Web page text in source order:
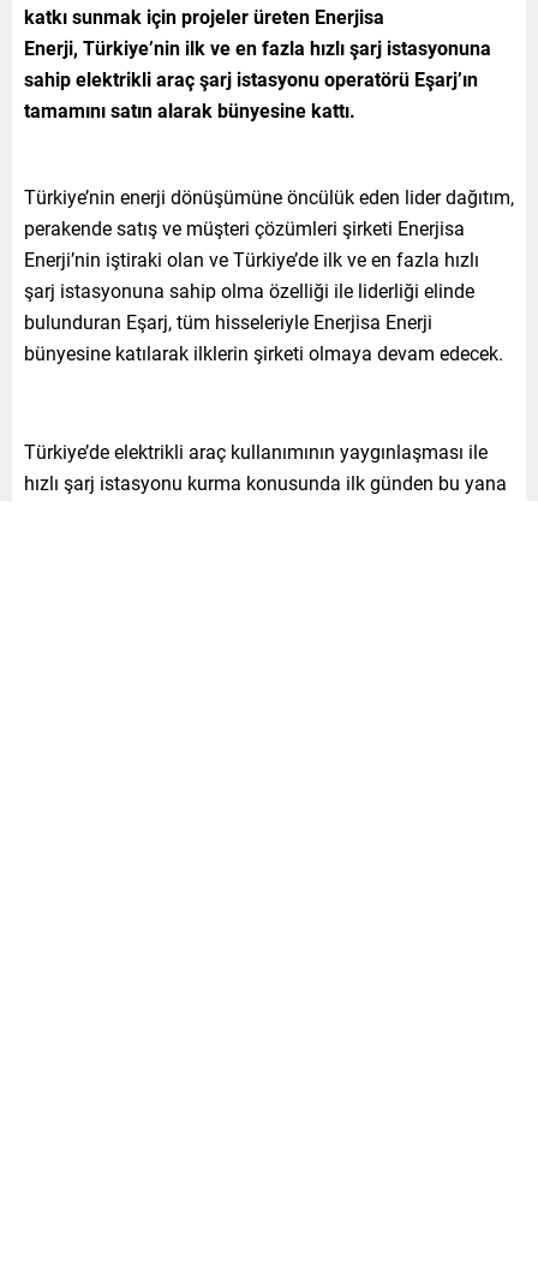
katkı sunmak için projeler üreten Enerjisa
Enerji, Türkiye’nin ilk ve en fazla hızlı şarj istasyonuna
sahip elektrikli araç şarj istasyonu operatörü Eşarj’ın
tamamını satın alarak bünyesine kattı.
Türkiye’nin enerji dönüşümüne öncülük eden lider dağıtım,
perakende satış ve müşteri çözümleri şirketi Enerjisa
Enerji’nin iştiraki olan ve Türkiye’de ilk ve en fazla hızlı
şarj istasyonuna sahip olma özelliği ile liderliği elinde
bulunduran Eşarj, tüm hisseleriyle Enerjisa Enerji
bünyesine katılarak ilklerin şirketi olmaya devam edecek.
Türkiye’de elektrikli araç kullanımının yaygınlaşması ile
hızlı şarj istasyonu kurma konusunda ilk günden bu yana